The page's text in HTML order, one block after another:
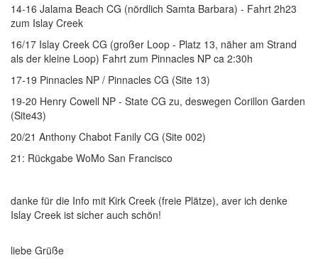
14-16 Jalama Beach CG (nördlich Samta Barbara) - Fahrt 2h23
zum Islay Creek
16/17 Islay Creek CG (großer Loop - Platz 13, näher am Strand
als der kleine Loop) Fahrt zum Pinnacles NP ca 2:30h
17-19 Pinnacles NP / Pinnacles CG (Site 13)
19-20 Henry Cowell NP - State CG zu, deswegen Corillon Garden
(Site43)
20/21 Anthony Chabot Fanily CG (Site 002)
21: Rückgabe WoMo San Francisco
danke für die Info mit Kirk Creek (freie Plätze), aver ich denke
Islay Creek ist sicher auch schön!
liebe Grüße